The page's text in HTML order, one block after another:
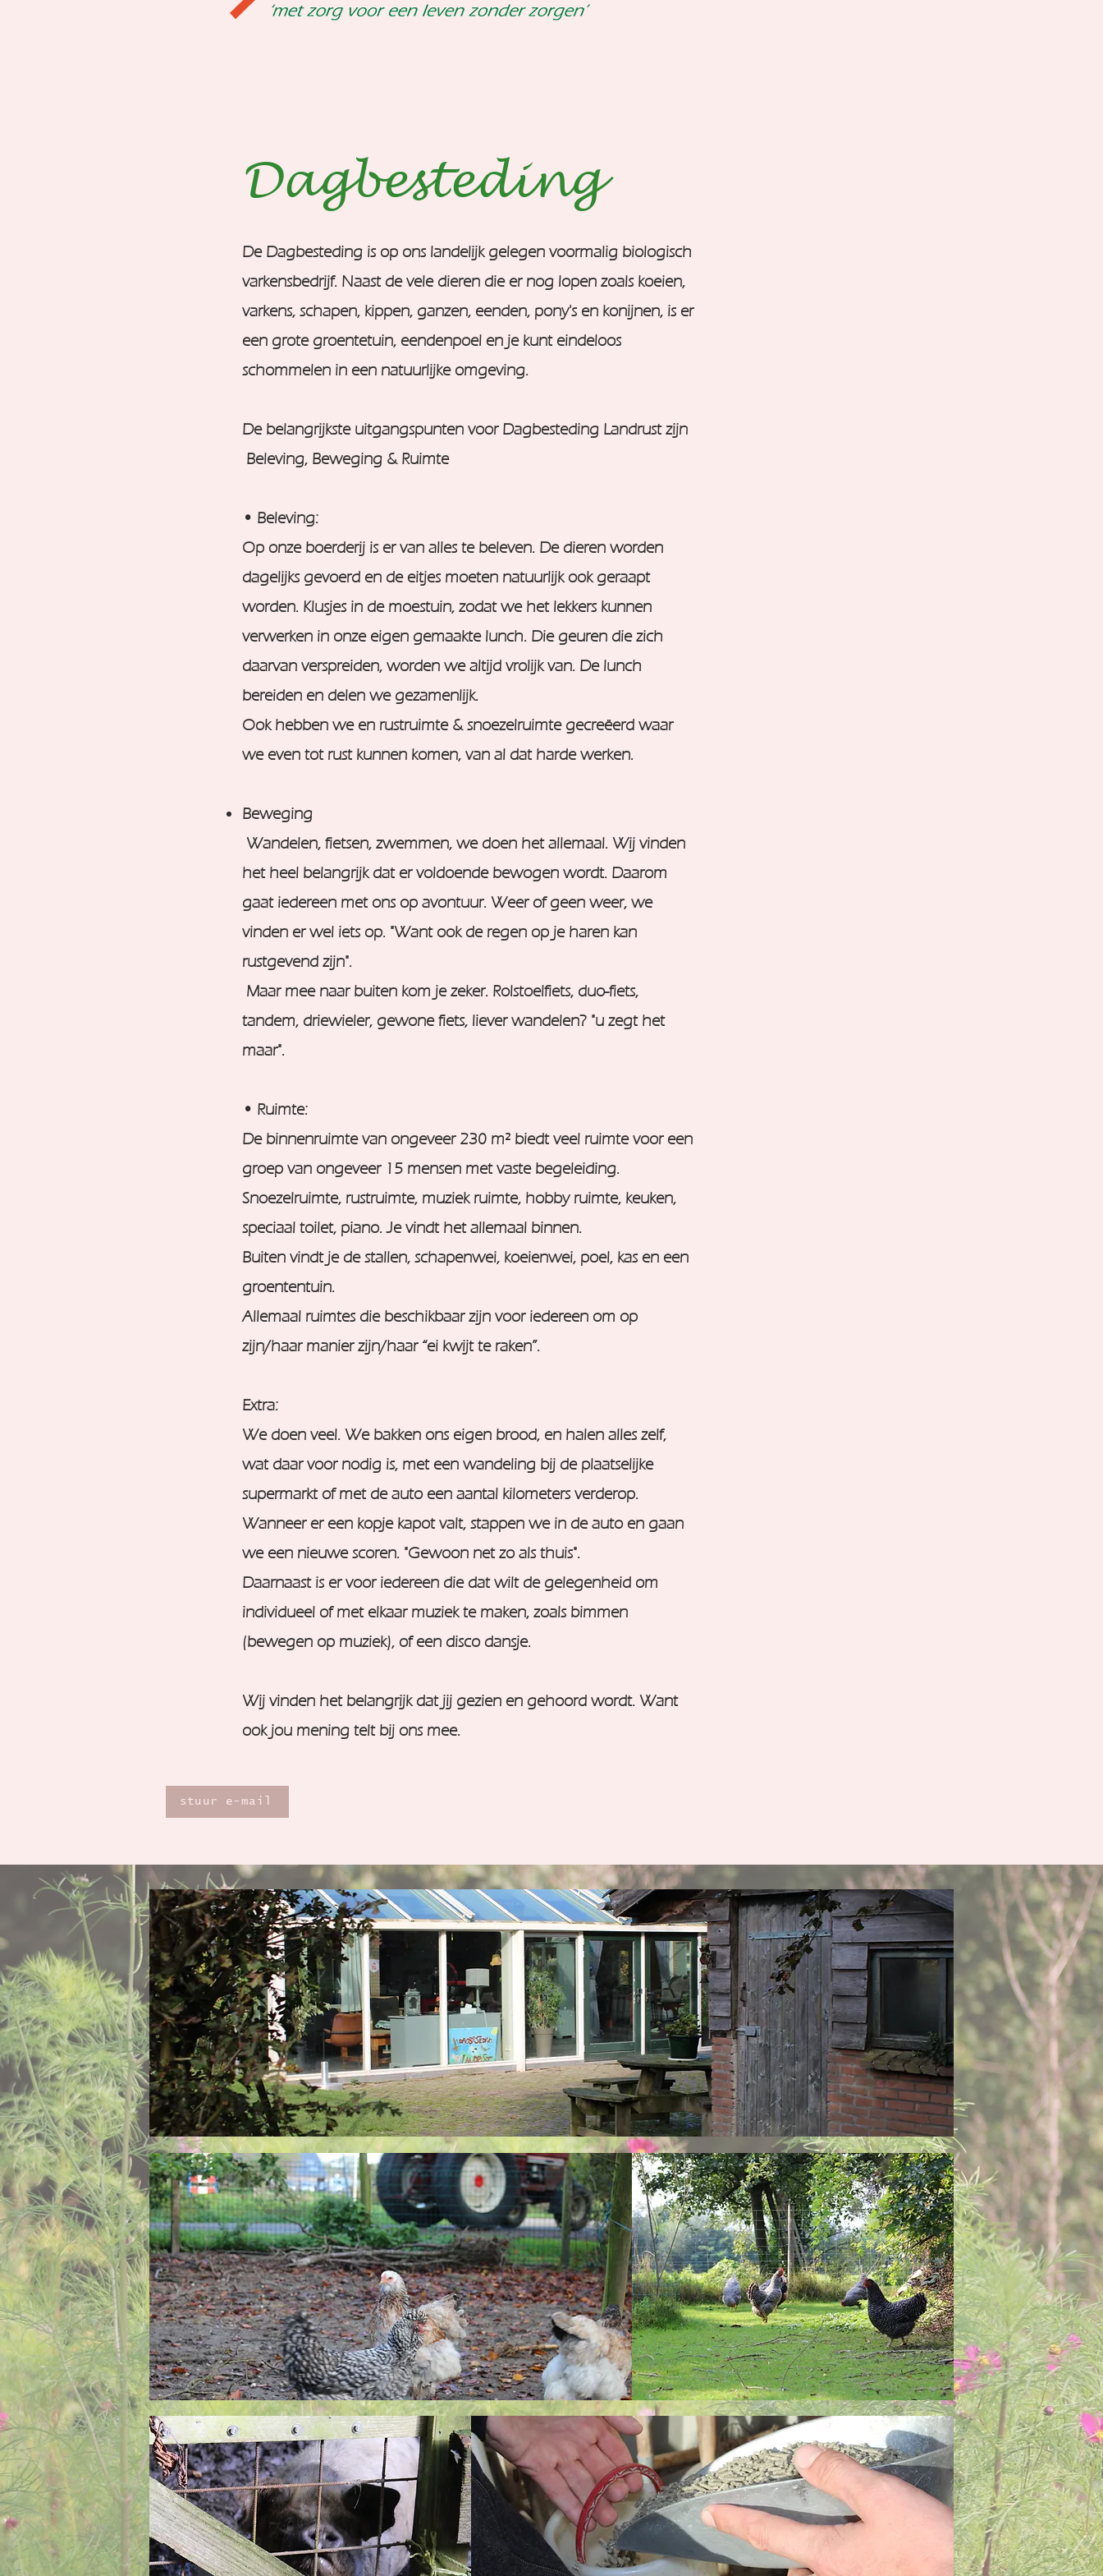
Dagbesteding
De Dagbesteding is op ons landelijk gelegen voormalig biologisch
varkensbedrijf. Naast de vele dieren die er nog lopen zoals koeien,
varkens, schapen, kippen, ganzen, eenden, pony's en konijnen, is er
een grote groentetuin, eendenpoel en je kunt eindeloos
schommelen in een natuurlijke omgeving.
De belangrijkste uitgangspunten voor Dagbesteding Landrust zijn
Beleving, Beweging & Ruimte
• Beleving:
Op onze boerderij is er van alles te beleven. De dieren worden
dagelijks gevoerd en de eitjes moeten natuurlijk ook geraapt
worden. Klusjes in de moestuin, zodat we het lekkers kunnen
verwerken in onze eigen gemaakte lunch. Die geuren die zich
daarvan verspreiden, worden we altijd vrolijk van. De lunch
bereiden en delen we gezamenlijk.
Ook hebben we en rustruimte & snoezelruimte gecreëerd waar
we even tot rust kunnen komen, van al dat harde werken.
Beweging
Wandelen, fietsen, zwemmen, we doen het allemaal. Wij vinden
het heel belangrijk dat er voldoende bewogen wordt. Daarom
gaat iedereen met ons op avontuur. Weer of geen weer, we
vinden er wel iets op. "Want ook de regen op je haren kan
rustgevend zijn".
Maar mee naar buiten kom je zeker. Rolstoelfiets, duo-fiets,
tandem, driewieler, gewone fiets, liever wandelen? "u zegt het
maar".
• Ruimte:
De binnenruimte van ongeveer 230 m² biedt veel ruimte voor een
groep van ongeveer 15 mensen met vaste begeleiding.
Snoezelruimte, rustruimte, muziek ruimte, hobby ruimte, keuken,
speciaal toilet, piano. Je vindt het allemaal binnen.
Buiten vindt je de stallen, schapenwei, koeienwei, poel, kas en een
groententuin.
Allemaal ruimtes die beschikbaar zijn voor iedereen om op
zijn/haar manier zijn/haar “ei kwijt te raken”.
Extra:
We doen veel. We bakken ons eigen brood, en halen alles zelf,
wat daar voor nodig is, met een wandeling bij de plaatselijke
supermarkt of met de auto een aantal kilometers verderop.
Wanneer er een kopje kapot valt, stappen we in de auto en gaan
we een nieuwe scoren. "Gewoon net zo als thuis".
Daarnaast is er voor iedereen die dat wilt de gelegenheid om
individueel of met elkaar muziek te maken, zoals bimmen
(bewegen op muziek), of een disco dansje.
Wij vinden het belangrijk dat jij gezien en gehoord wordt. Want
ook jou mening telt bij ons mee.
stuur e-mail